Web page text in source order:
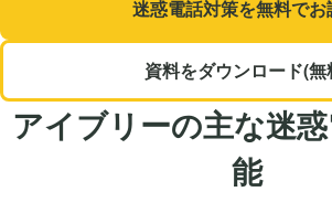
迷惑電話対策を無料でお
資料をダウンロード(無
アイブリーの主な迷
能